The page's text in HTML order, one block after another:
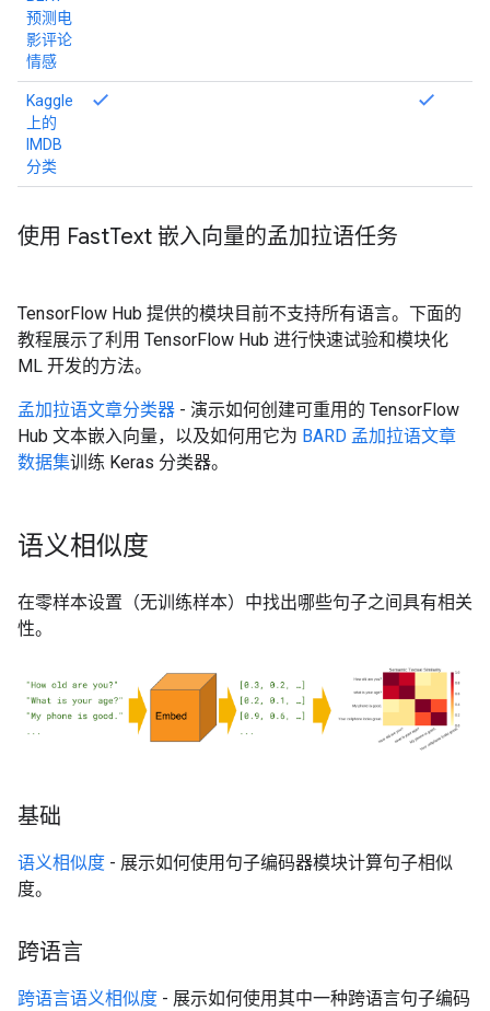
预测电
影评论
情感
Kaggle
上的
IMDB
分类
使用 FastText 嵌入向量的孟加拉语任务
TensorFlow Hub 提供的模块目前不支持所有语言。下面的
教程展示了利用 TensorFlow Hub 进行快速试验和模块化
ML 开发的方法。
孟加拉语文章分类器 - 演示如何创建可重用的 TensorFlow
Hub 文本嵌入向量，以及如何用它为 BARD 孟加拉语文章
数据集训练 Keras 分类器。
语义相似度
在零样本设置（无训练样本）中找出哪些句子之间具有相关
性。
基础
语义相似度 - 展示如何使用句子编码器模块计算句子相似
度。
跨语言
跨语言语义相似度 - 展示如何使用其中一种跨语言句子编码